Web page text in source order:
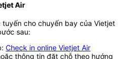
Air
cho chuyến bay của Vietjet
sau:
Check in online Vietjet Air
thông tin đặt chỗ theo hướng